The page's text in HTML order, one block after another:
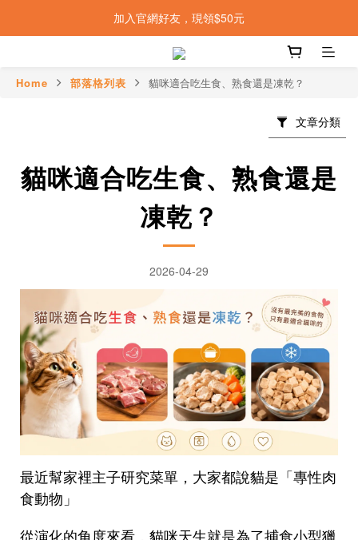
加入官網好友，現領$50元
Home 部落格列表 貓咪適合吃生食、熟食還是凍乾？
文章分類
貓咪適合吃生食、熟食還是
凍乾？
2026-04-29
最近幫家裡主子研究菜單，大家都說貓是「專性肉
食動物」
從演化的角度來看，貓咪天生就是為了捕食小型獵